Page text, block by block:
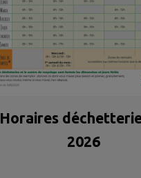
Horaires
2026